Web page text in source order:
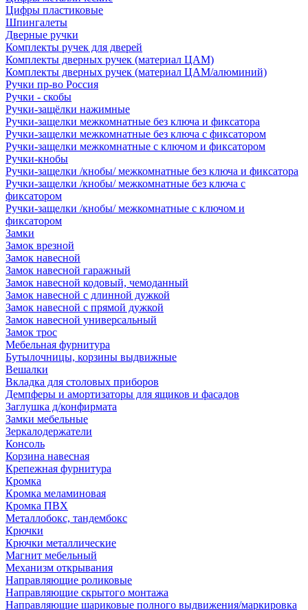
Цифры пластиковые
Шпингалеты
Дверные ручки
Комплекты ручек для дверей
Комплекты дверных ручек (материал ЦАМ)
Комплекты дверных ручек (материал ЦАМ/алюминий)
Ручки пр-во Россия
Ручки - скобы
Ручки-защёлки нажимные
Ручки-защелки межкомнатные без ключа и фиксатора
Ручки-защелки межкомнатные без ключа с фиксатором
Ручки-защелки межкомнатные с ключом и фиксатором
Ручки-кнобы
Ручки-защелки /кнобы/ межкомнатные без ключа и фиксатора
Ручки-защелки /кнобы/ межкомнатные без ключа с
фиксатором
Ручки-защелки /кнобы/ межкомнатные с ключом и
фиксатором
Замки
Замок врезной
Замок навесной
Замок навесной гаражный
Замок навесной кодовый, чемоданный
Замок навесной с длинной дужкой
Замок навесной с прямой дужкой
Замок навесной универсальный
Замок трос
Мебельная фурнитура
Бутылочницы, корзины выдвижные
Вешалки
Вкладка для столовых приборов
Демпферы и амортизаторы для ящиков и фасадов
Заглушка д/конфирмата
Замки мебельные
Зеркалодержатели
Консоль
Корзина навесная
Крепежная фурнитура
Кромка
Кромка меламиновая
Кромка ПВХ
Металлобокс, тандембокс
Крючки
Крючки металлические
Магнит мебельный
Механизм открывания
Направляющие роликовые
Направляющие скрытого монтажа
Направляющие шариковые полного выдвижения/маркировка